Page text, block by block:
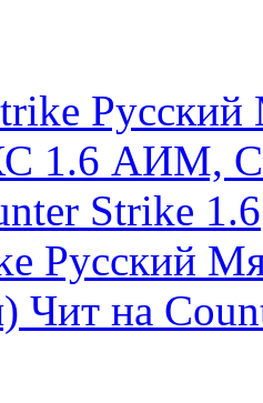
Русский
Чит на